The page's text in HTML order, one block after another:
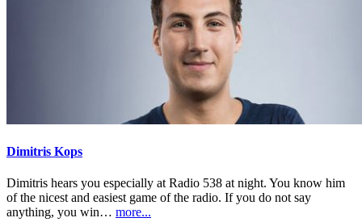
Dimitris Kops
Dimitris hears you especially at Radio 538 at night. You know him
of the nicest and easiest game of the radio. If you do not say
anything, you win… more...